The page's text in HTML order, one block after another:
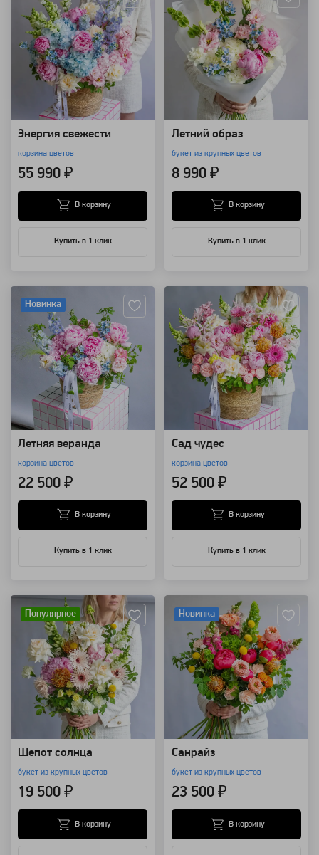
Энергия свежести
корзина цветов
55 990 ₽
Купить в 1 клик
В корзину
Летний образ
букет из крупных цветов
8 990 ₽
Купить в 1 клик
В корзину
Новинка
Летняя веранда
корзина цветов
22 500 ₽
Купить в 1 клик
В корзину
Сад чудес
корзина цветов
52 500 ₽
Купить в 1 клик
В корзину
Популярное
Шепот солнца
букет из крупных цветов
19 500 ₽
В корзину
Новинка
Санрайз
букет из крупных цветов
23 500 ₽
В корзину